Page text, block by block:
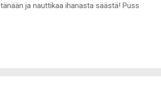
tänään ja nauttikaa ihanasta säästä! Puss